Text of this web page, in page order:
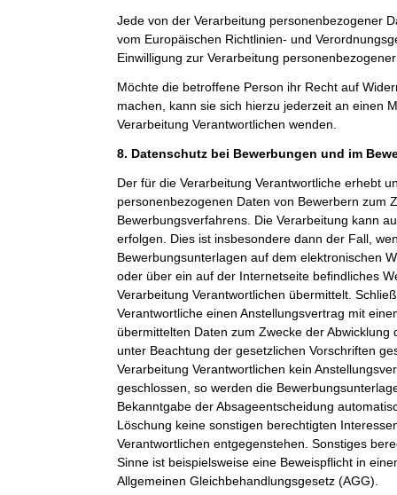
Jede von der Verarbeitung personenbezogener
vom Europäischen Richtlinien- und
Einwilligung zur Verarbeitung
Möchte die betroffene Person ihr Recht auf
machen, kann sie sich hierzu jederzeit an einen
Verarbeitung Verantwortlichen wenden.
8. Datenschutz bei Bewerbungen und im
Der für die Verarbeitung Verantwortliche erhebt
personenbezogenen Daten von Bewerbern zum
Bewerbungsverfahrens. Die Verarbeitung kann
erfolgen. Dies ist insbesondere dann der Fall,
Bewerbungsunterlagen auf dem elektronischen
oder über ein auf der Internetseite befindliches
Verarbeitung Verantwortlichen übermittelt.
Verantwortliche einen Anstellungsvertrag mit
übermittelten Daten zum Zwecke der Abwicklung
unter Beachtung der gesetzlichen Vorschriften
Verarbeitung Verantwortlichen kein
geschlossen, so werden die
Bekanntgabe der Absageentscheidung
Löschung keine sonstigen berechtigten
Verantwortlichen entgegenstehen. Sonstiges
Sinne ist beispielsweise eine Beweispflicht in
Allgemeinen Gleichbehandlungsgesetz (AGG).